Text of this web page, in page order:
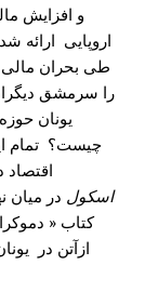
و افزایش
اروپایی ارائه
طی بحران مالی
را سرمشق
یونان
چیست؟ تمام
اسکول در میان
کتاب «
ازآتن در